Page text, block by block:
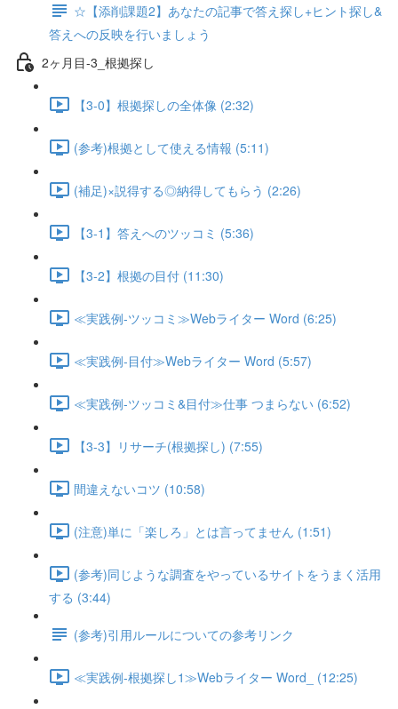
☆【添削課題2】あなたの記事で答え探し+ヒント探し&
答えへの反映を行いましょう
2ヶ月目-3_根拠探し
【3-0】根拠探しの全体像 (2:32)
(参考)根拠として使える情報 (5:11)
(補足)×説得する◎納得してもらう (2:26)
【3-1】答えへのツッコミ (5:36)
【3-2】根拠の目付 (11:30)
≪実践例-ツッコミ≫Webライター Word (6:25)
≪実践例-目付≫Webライター Word (5:57)
≪実践例-ツッコミ&目付≫仕事 つまらない (6:52)
【3-3】リサーチ(根拠探し) (7:55)
間違えないコツ (10:58)
(注意)単に「楽しろ」とは言ってません (1:51)
(参考)同じような調査をやっているサイトをうまく活用
する (3:44)
(参考)引用ルールについての参考リンク
≪実践例-根拠探し1≫Webライター Word_ (12:25)